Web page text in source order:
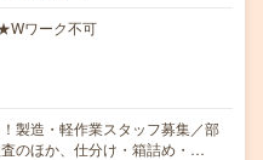
ワーク不可
製造・軽作業スタッフ募集／部
のほか、仕分け・箱詰め・…